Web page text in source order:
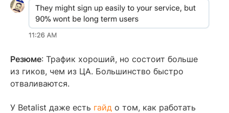
Резюме: Трафик хороший, но состоит больше
из гиков, чем из ЦА. Большинство быстро
отваливаются.
У Betalist даже есть гайд о том, как работать